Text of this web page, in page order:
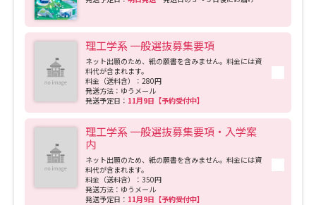
理工学系 一般選抜募集要項
ネット出願のため、紙の願書を含みません。料金には資
料代が含まれます。
料金（送料含）：280円
発送方法：ゆうメール
発送予定日： 11月9日【予約受付中】
理工学系 一般選抜募集要項・入学案
内
ネット出願のため、紙の願書を含みません。料金には資
料代が含まれます。
料金（送料含）：350円
発送方法：ゆうメール
発送予定日： 11月9日【予約受付中】